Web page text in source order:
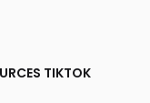
TIKTOK